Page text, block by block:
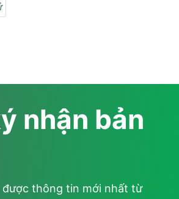
nhận bản
được thông tin mới nhất từ